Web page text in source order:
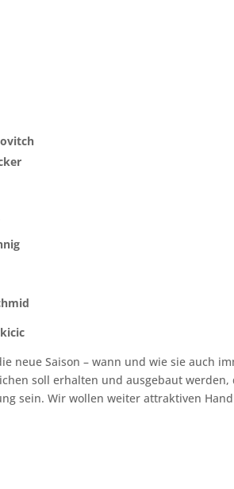
neue Saison – wann und wie sie auch
soll erhalten und ausgebaut
sein. Wir wollen weiter attraktiven